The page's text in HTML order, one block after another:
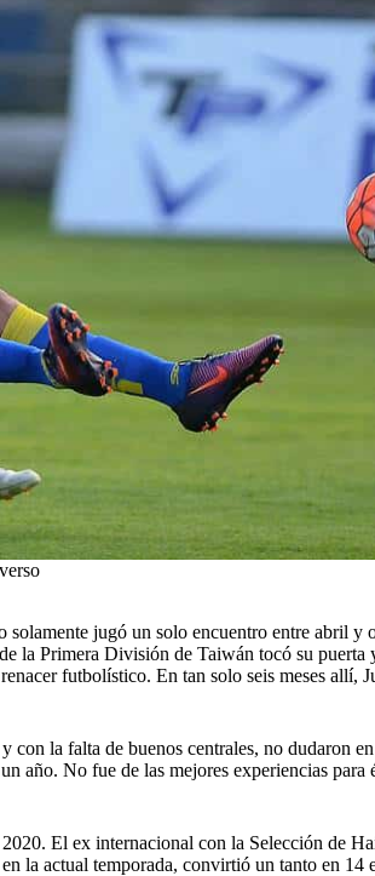
jugó un solo encuentro entre abril y
la Primera División de Taiwán tocó su puerta
futbolístico. En tan solo seis meses allí,
la falta de buenos centrales, no dudaron
año. No fue de las mejores experiencias
El ex internacional con la Selección de
la actual temporada, convirtió un tanto en 14